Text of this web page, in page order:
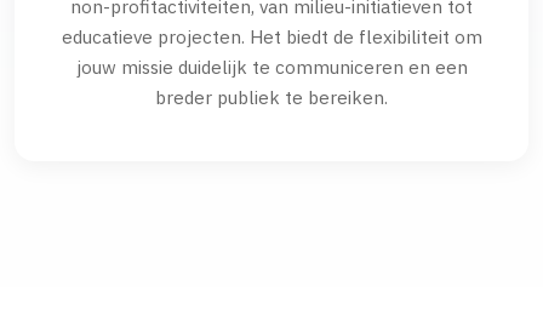
non-profitactiviteiten, van milieu-initiatieven tot
educatieve projecten. Het biedt de flexibiliteit om
jouw missie duidelijk te communiceren en een
breder publiek te bereiken.